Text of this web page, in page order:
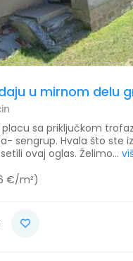
u mirnom delu
sa priključkom
sengrup. Hvala što ste
ovaj oglas. Želimo...
€/m²)